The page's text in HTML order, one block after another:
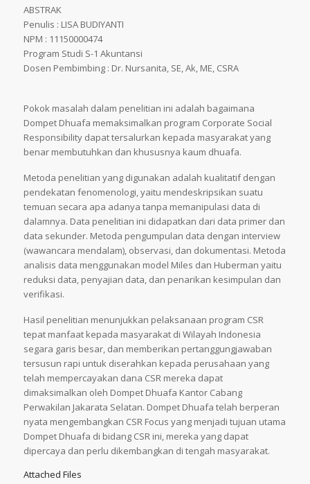
ABSTRAK
Penulis : LISA BUDIYANTI
NPM : 11150000474
Program Studi S-1 Akuntansi
Dosen Pembimbing : Dr. Nursanita, SE, Ak, ME, CSRA
Pokok masalah dalam penelitian ini adalah bagaimana
Dompet Dhuafa memaksimalkan program Corporate Social
Responsibility dapat tersalurkan kepada masyarakat yang
benar membutuhkan dan khususnya kaum dhuafa.
Metoda penelitian yang digunakan adalah kualitatif dengan
pendekatan fenomenologi, yaitu mendeskripsikan suatu
temuan secara apa adanya tanpa memanipulasi data di
dalamnya. Data penelitian ini didapatkan dari data primer dan
data sekunder. Metoda pengumpulan data dengan interview
(wawancara mendalam), observasi, dan dokumentasi. Metoda
analisis data menggunakan model Miles dan Huberman yaitu
reduksi data, penyajian data, dan penarikan kesimpulan dan
verifikasi.
Hasil penelitian menunjukkan pelaksanaan program CSR
tepat manfaat kepada masyarakat di Wilayah Indonesia
segara garis besar, dan memberikan pertanggungjawaban
tersusun rapi untuk diserahkan kepada perusahaan yang
telah mempercayakan dana CSR mereka dapat
dimaksimalkan oleh Dompet Dhuafa Kantor Cabang
Perwakilan Jakarata Selatan. Dompet Dhuafa telah berperan
nyata mengembangkan CSR Focus yang menjadi tujuan utama
Dompet Dhuafa di bidang CSR ini, mereka yang dapat
dipercaya dan perlu dikembangkan di tengah masyarakat.
Attached Files